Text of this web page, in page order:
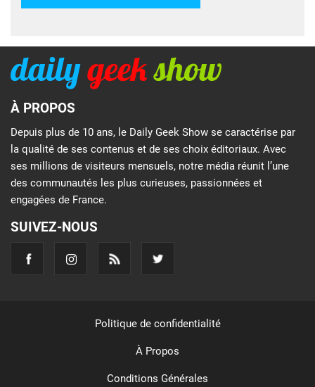
À PROPOS
Depuis plus de 10 ans, le Daily Geek Show se caractérise par
la qualité de ses contenus et de ses choix éditoriaux. Avec
ses millions de visiteurs mensuels, notre média réunit l’une
des communautés les plus curieuses, passionnées et
engagées de France.
SUIVEZ-NOUS
Politique de confidentialité
À Propos
Conditions Générales